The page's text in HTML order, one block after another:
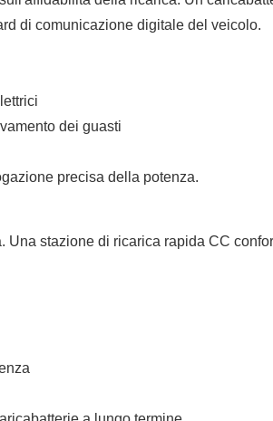
di comunicazione digitale del veicolo.
dei guasti
precisa della potenza.
stazione di ricarica rapida CC